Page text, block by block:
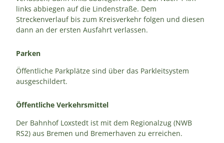
links abbiegen auf die Lindenstraße. Dem
Streckenverlauf bis zum Kreisverkehr folgen und diesen
dann an der ersten Ausfahrt verlassen.
Parken
Öffentliche Parkplätze sind über das Parkleitsystem
ausgeschildert.
Öffentliche Verkehrsmittel
Der Bahnhof Loxstedt ist mit dem Regionalzug (NWB
RS2) aus Bremen und Bremerhaven zu erreichen.